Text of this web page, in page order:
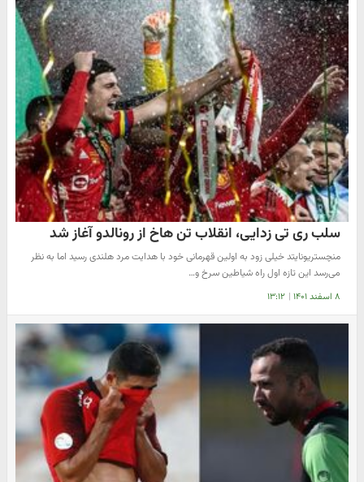
سلب ری تی زدایی، انقلاب تن هاخ از رونالدو آغاز شد
منچستریونایتد خیلی زود به اولین قهرمانی خود با هدایت مرد هلندی رسید اما به نظر
می‌رسد این تازه اول راه شیاطین سرخ و…
۸ اسفند ۱۴۰۱ | ۱۳:۱۲